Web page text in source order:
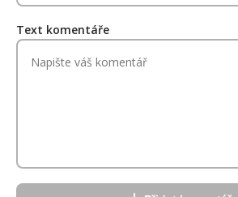
Text komentáře